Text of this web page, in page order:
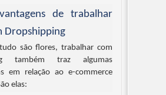
de trabalhar
Dropshipping
são flores, trabalhar com
também traz algumas
em relação ao e-commerce
elas: